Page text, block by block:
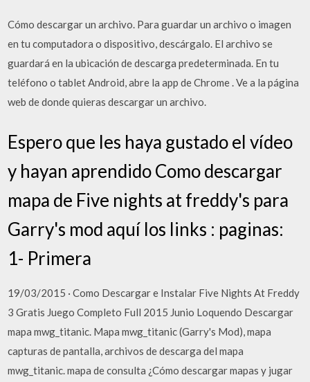
Cómo descargar un archivo. Para guardar un archivo o imagen
en tu computadora o dispositivo, descárgalo. El archivo se
guardará en la ubicación de descarga predeterminada. En tu
teléfono o tablet Android, abre la app de Chrome . Ve a la página
web de donde quieras descargar un archivo.
Espero que les haya gustado el vídeo
y hayan aprendido Como descargar
mapa de Five nights at freddy's para
Garry's mod aquí los links : paginas:
1- Primera
19/03/2015 · Como Descargar e Instalar Five Nights At Freddy
3 Gratis Juego Completo Full 2015 Junio Loquendo Descargar
mapa mwg_titanic. Mapa mwg_titanic (Garry's Mod), mapa
capturas de pantalla, archivos de descarga del mapa
mwg_titanic. mapa de consulta ¿Cómo descargar mapas y jugar